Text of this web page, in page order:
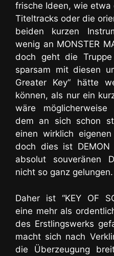
frische Ideen, wie
Titeltracks oder die
beiden kurzen
wenig an MONSTER
doch geht die
sparsam mit diesen
Greater Key“ hätte
können, als nur ein
wäre
dem an sich schon
einen wirklich
doch dies ist DEMON
absolut souveränen
nicht so ganz gelungen.
Daher ist “KEY OF
eine mehr als
des Erstlingswerks
macht sich nach
die Überzeugung